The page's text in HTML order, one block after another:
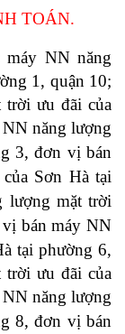
TOÁN.
NN năng
ưu đãi của
năng lượng
3, đơn vị bán
Sơn Hà tại
lượng mặt trời
bán máy NN
ưu đãi của
năng lượng
8, đơn vị bán